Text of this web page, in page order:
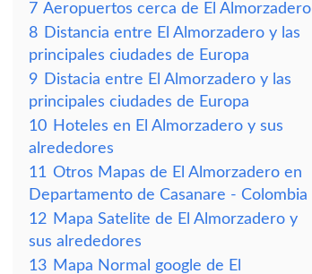
7 Aeropuertos cerca de El Almorzadero
8 Distancia entre El Almorzadero y las
principales ciudades de Europa
9 Distacia entre El Almorzadero y las
principales ciudades de Europa
10 Hoteles en El Almorzadero y sus
alrededores
11 Otros Mapas de El Almorzadero en
Departamento de Casanare - Colombia
12 Mapa Satelite de El Almorzadero y
sus alrededores
13 Mapa Normal google de El